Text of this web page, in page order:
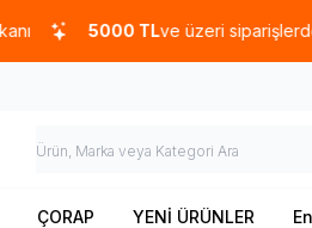
5000 TLve üzeri siparişlerde
ÇORAP YENİ ÜRÜNLER